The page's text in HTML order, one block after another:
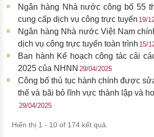
Ngân hàng Nhà nước công bố 55
cung cấp dịch vụ công trực tuyến 19/
Ngân hàng Nhà nước Việt Nam
dịch vụ công trực tuyến toàn trình 15/
Ban hành Kế hoạch công tác cải
2025 của NHNN 29/04/2025
Công bố thủ tục hành chính được
thế và bãi bỏ lĩnh vực thành lập và
29/04/2025
Hiển thị 1 - 10 of 174 kết quả.